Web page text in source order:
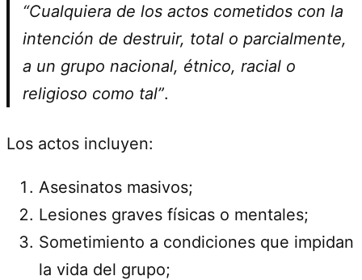
“Cualquiera de los actos cometidos con la
intención de destruir, total o parcialmente,
a un grupo nacional, étnico, racial o
religioso como tal”.
Los actos incluyen:
Asesinatos masivos;
Lesiones graves físicas o mentales;
Sometimiento a condiciones que impidan
la vida del grupo;